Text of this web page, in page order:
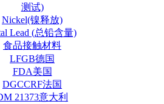
测试)
Nickel(镍释放)
Lead (总铅含量)
食品接触材料
LFGB德国
FDA美国
DGCCRF法国
21373意大利